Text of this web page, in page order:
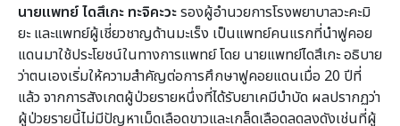
นายแพทย์ ไดสึเกะ ทะจิคะวะรองผู้อำนวยการโรงพยาบาลวะคะมิ
ยะ และแพทย์ผู้เชี่ยวชาญด้านมะเร็ง เป็นแพทย์คนแรกที่นำฟูคอย
แดนมาใช้ประโยชน์ในทางการแพทย์ โดย นายแพทย์ไดสึเกะ อธิบาย
ว่าตนเองเริ่มให้ความสำคัญต่อการศึกษาฟูคอยแดนเมื่อ 20 ปีที่
แล้ว จากการสังเกตผู้ป่วยรายหนึ่งที่ได้รับยาเคมีบำบัด ผลปรากฏว่า
ผู้ป่วยรายนี้ไม่มีปัญหาเม็ดเลือดขาวและเกล็ดเลือดลดลงดังเช่นที่ผู้